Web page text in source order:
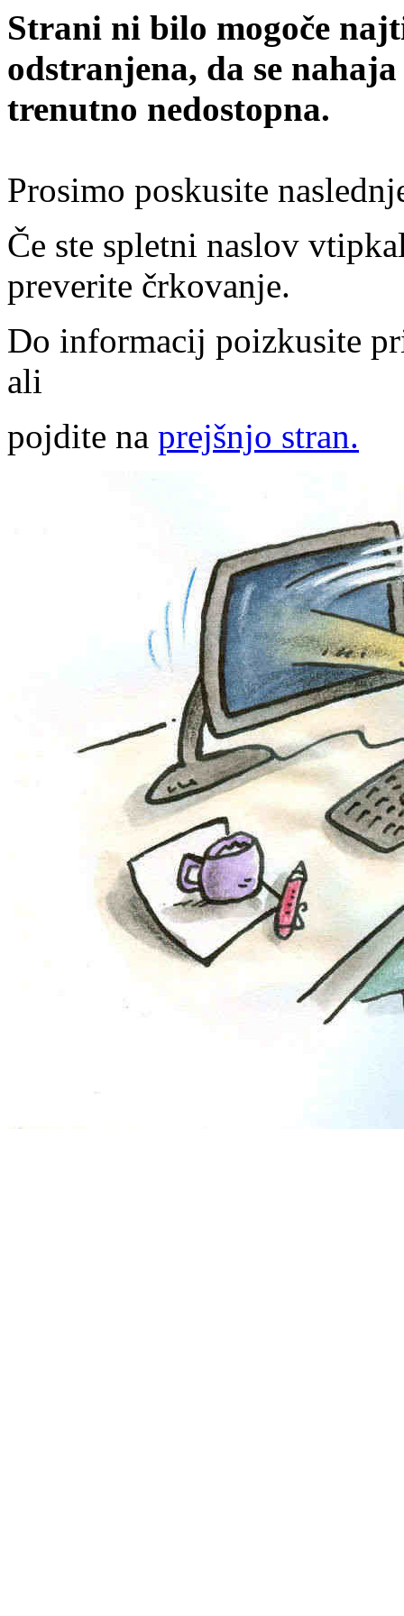
Strani ni bilo mogoče
odstranjena, da se
trenutno nedostopna.
Prosimo poskusite
Če ste spletni naslov
preverite črkovanje.
Do informacij poizkusite
ali
pojdite na prejšnjo stran.